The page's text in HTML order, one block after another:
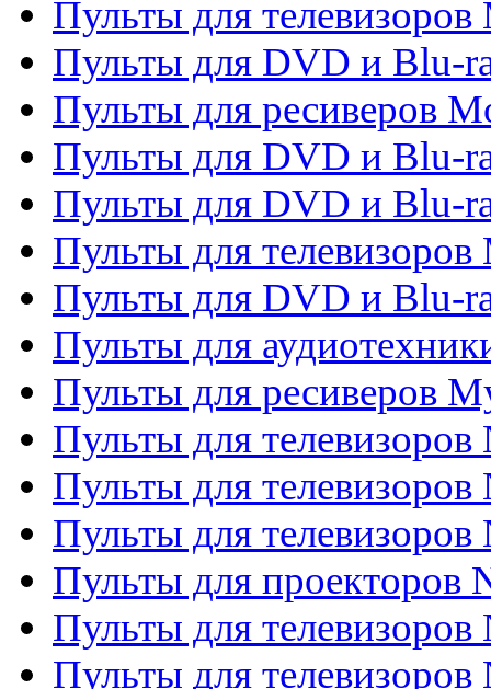
Пульты для
Пульты для DVD и Blu-
Пульты для ресиверов
Пульты для DVD и Blu-
Пульты для DVD и Blu-
Пульты для телевизоров
Пульты для DVD и Blu-
Пульты для
Пульты для ресиверов
Пульты для телевизоров
Пульты для телевизоров
Пульты для телевизоров
Пульты для проекторов
Пульты для телевизоров
Пульты для телевизоров